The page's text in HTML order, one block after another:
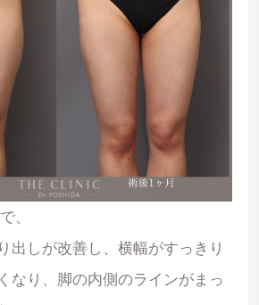
、
出しが改善し、横幅がすっきり
なり、脚の内側のラインがまっ